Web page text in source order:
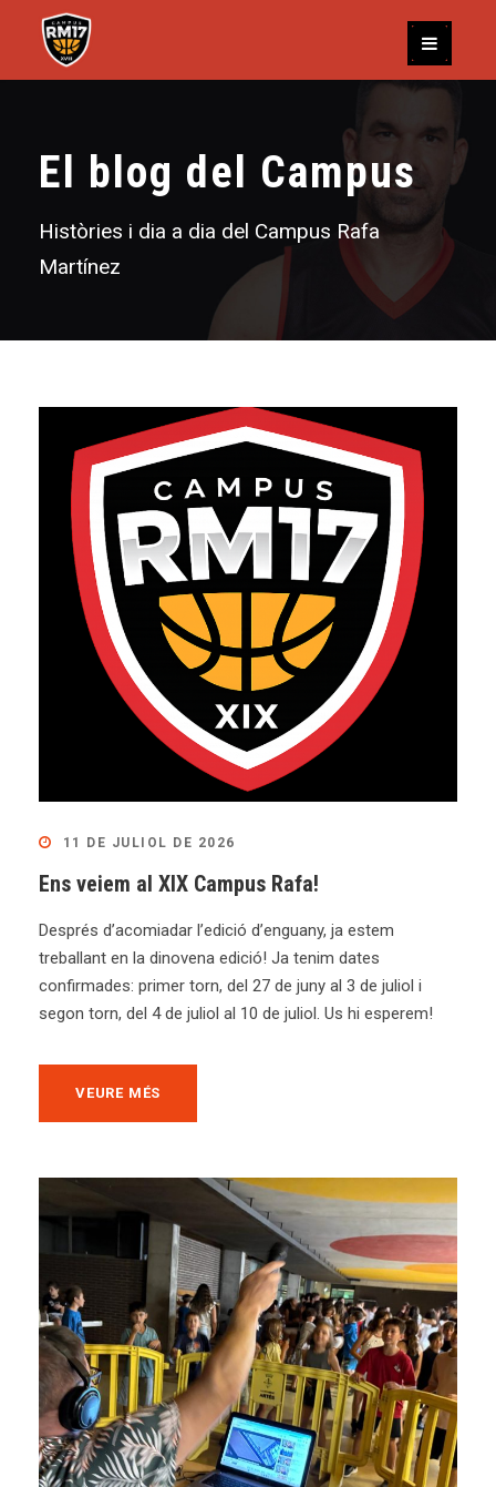
El blog del Campus
Històries i dia a dia del Campus Rafa
Martínez
11 DE JULIOL DE 2026
Ens veiem al XIX Campus Rafa!
Després d’acomiadar l’edició d’enguany, ja estem
treballant en la dinovena edició! Ja tenim dates
confirmades: primer torn, del 27 de juny al 3 de juliol i
segon torn, del 4 de juliol al 10 de juliol. Us hi esperem!
VEURE MÉS